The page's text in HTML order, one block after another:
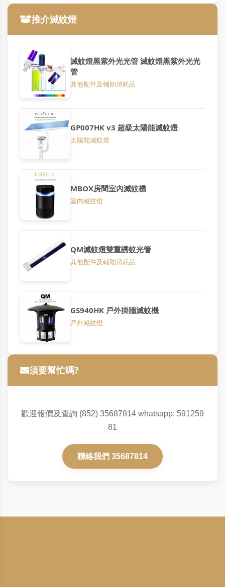
推介滅蚊燈
滅蚊燈黑紫外光光管 滅蚊燈黑紫外光光
管
其他配件及輔助消耗品
GP007HK v3 超級太陽能滅蚊燈
太陽能滅蚊燈
MBOX房間室內滅蚊機
室內滅蚊燈
QM滅蚊燈雙重誘蚊光管
其他配件及輔助消耗品
GS940HK 戶外掛牆滅蚊機
戶外滅蚊燈
須要幫忙嗎?
歡迎報價及查詢 (852) 35687814 whatsapp: 591259
81
聯絡我們 35687814